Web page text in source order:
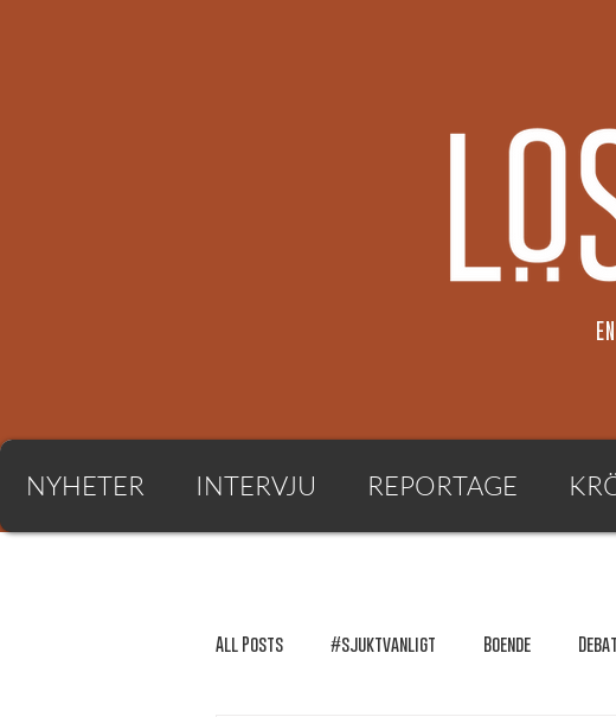
NYHETER INTERVJU REPORTAGE
All Posts #sjuktvanligt Boende